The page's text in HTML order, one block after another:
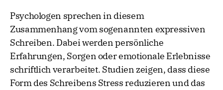
Psychologen sprechen in diesem
Zusammenhang vom sogenannten expressiven
Schreiben. Dabei werden persönliche
Erfahrungen, Sorgen oder emotionale Erlebnisse
schriftlich verarbeitet. Studien zeigen, dass diese
Form des Schreibens Stress reduzieren und das